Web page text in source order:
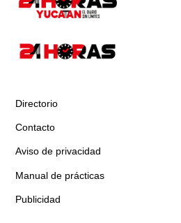
Directorio
Contacto
Aviso de privacidad
Manual de prácticas
Publicidad